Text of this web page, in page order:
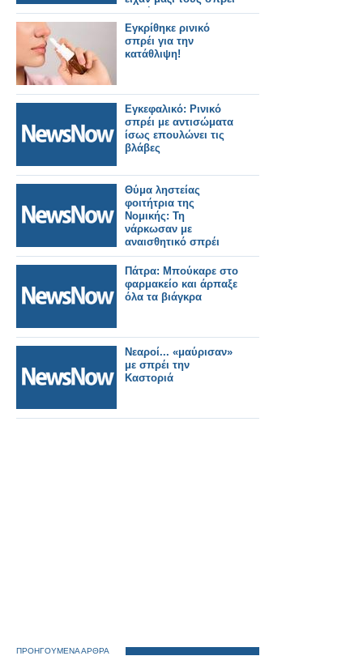
βαφής και
μαρκαδόρους.
Εγκρίθηκε ρινικό
σπρέι για την
κατάθλιψη!
Εγκεφαλικό: Ρινικό
σπρέι με αντισώματα
ίσως επουλώνει τις
βλάβες
Θύμα ληστείας
φοιτήτρια της
Nομικής: Τη
νάρκωσαν με
αναισθητικό σπρέι
Πάτρα: Μπούκαρε στο
φαρμακείο και άρπαξε
όλα τα βιάγκρα
Νεαροί... «μαύρισαν»
με σπρέι την
Καστοριά
ΠΡΟΗΓΟΥΜΕΝΑ ΑΡΘΡΑ